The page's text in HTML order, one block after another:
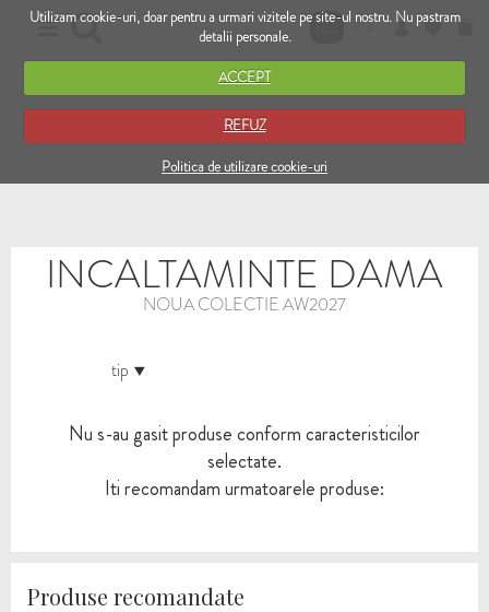
Utilizam cookie-uri, doar pentru a urmari vizitele pe site-ul nostru. Nu pastram
detalii personale.
ACCEPT
REFUZ
Politica de utilizare cookie-uri
RO EN
INCALTAMINTE DAMA
NOUA COLECTIE AW2027
tip
Nu s-au gasit produse conform caracteristicilor
selectate.
Iti recomandam urmatoarele produse:
Produse recomandate